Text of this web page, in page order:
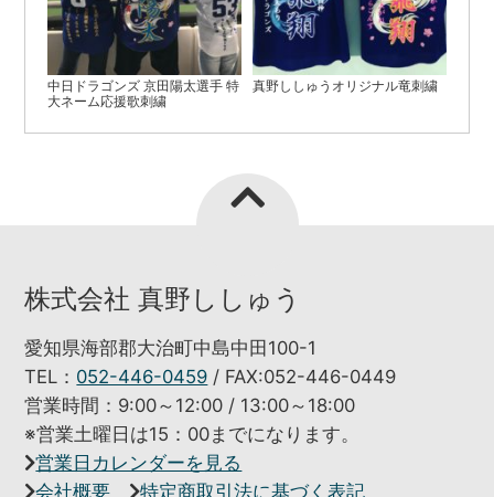
中日ドラゴンズ 京田陽太選手 特
大ネーム応援歌刺繍
真野ししゅうオリジナル竜刺繍
株式会社 真野ししゅう
愛知県海部郡大治町中島中田100-1
TEL： 052-446-0459 / FAX:052-446-0449
営業時間：9:00～12:00 / 13:00～18:00
※営業土曜日は15：00までになります。
営業日カレンダーを見る
会社概要
特定商取引法に基づく表記